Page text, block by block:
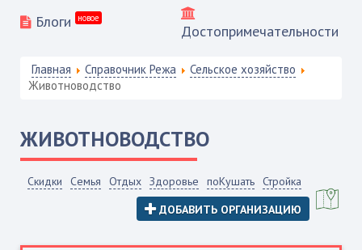
Блоги
новое
Достопримечательности
Главная Справочник Режа
Сельское хозяйство
Животноводство
ЖИВОТНОВОДСТВО
Скидки Семья Отдых Здоровье поКушать Стройка
ДОБАВИТЬ ОРГАНИЗАЦИЮ